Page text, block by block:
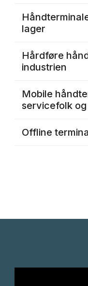
lager
Hårdføre
industrien
Mobile
servicefolk
Offline